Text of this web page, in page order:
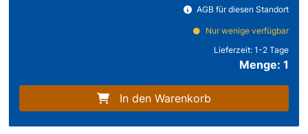
AGB für diesen Standort
Nur wenige verfügbar
Lieferzeit: 1-2 Tage
Menge: 1
In den Warenkorb